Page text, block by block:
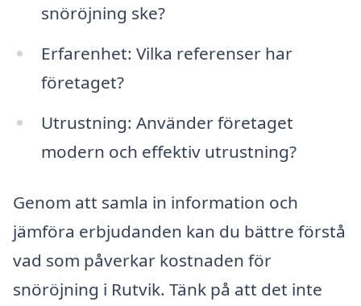
snöröjning ske?
Erfarenhet: Vilka referenser har
företaget?
Utrustning: Använder företaget
modern och effektiv utrustning?
Genom att samla in information och
jämföra erbjudanden kan du bättre förstå
vad som påverkar kostnaden för
snöröjning i Rutvik. Tänk på att det inte